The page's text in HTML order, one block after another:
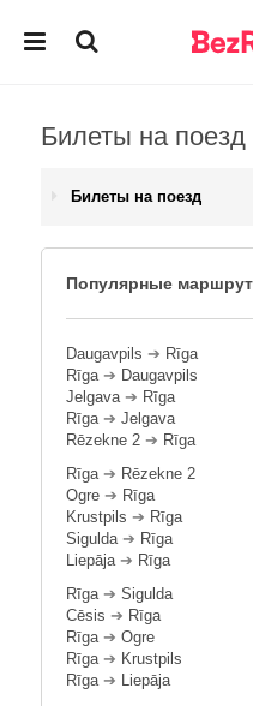
Билеты на поезд
Билеты на поезд
Популярные
Daugavpils ➔ Rīga
Rīga➔ Daugavpils
Jelgava➔ Rīga
Rīga➔ Jelgava
Rēzekne 2 ➔ Rīga
Rīga➔ Rēzekne 2
Ogre ➔ Rīga
Krustpils ➔ Rīga
Sigulda➔ Rīga
Liepāja➔ Rīga
Rīga➔ Sigulda
Cēsis ➔ Rīga
Rīga➔ Ogre
Rīga➔ Krustpils
Rīga➔ Liepāja